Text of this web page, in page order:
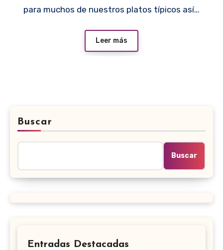
para muchos de nuestros platos típicos así…
Leer más
Buscar
Buscar
Entradas Destacadas